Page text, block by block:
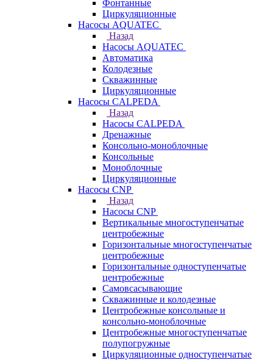
Фонтанные
Циркуляционные
Насосы AQUATEC
Назад
Насосы AQUATEC
Автоматика
Колодезные
Скважинные
Циркуляционные
Насосы CALPEDA
Назад
Насосы CALPEDA
Дренажные
Консольно-моноблочные
Консольные
Моноблочные
Циркуляционные
Насосы CNP
Назад
Насосы CNP
Вертикальные многоступенчатые
центробежные
Горизонтальные многоступенчатые
центробежные
Горизонтальные одноступенчатые
центробежные
Самовсасывающие
Скважинные и колодезные
Центробежные консольные и
консольно-моноблочные
Центробежные многоступенчатые
полупогружные
Циркуляционные одноступенчатые